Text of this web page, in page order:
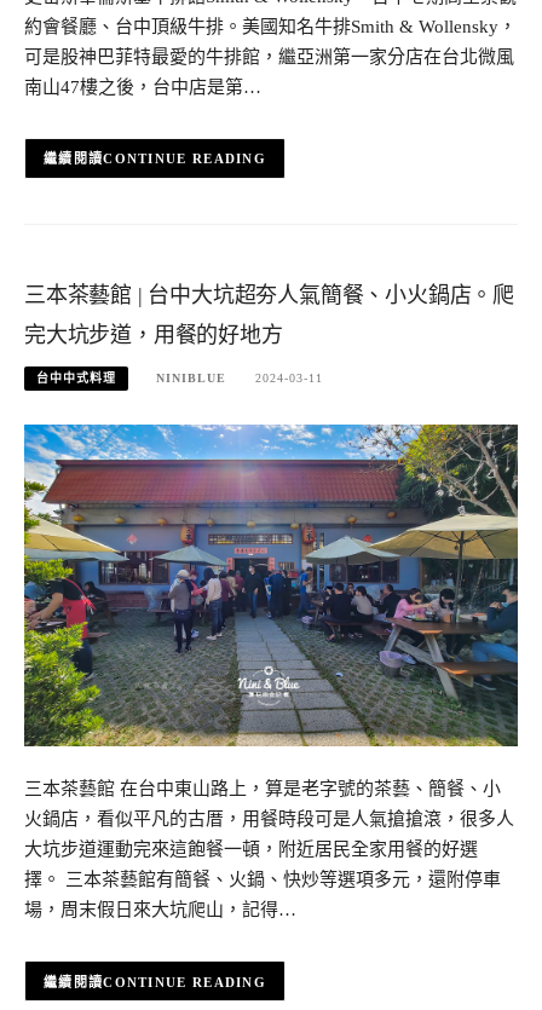
約會餐廳、台中頂級牛排。美國知名牛排Smith & Wollensky，
可是股神巴菲特最愛的牛排館，繼亞洲第一家分店在台北微風
南山47樓之後，台中店是第…
CONTINUE READING
三本茶藝館 | 台中大坑超夯人氣簡餐、小火鍋店。爬
完大坑步道，用餐的好地方
台中中式料理 NINIBLUE 2024-03-11
三本茶藝館 在台中東山路上，算是老字號的茶藝、簡餐、小
火鍋店，看似平凡的古厝，用餐時段可是人氣搶搶滾，很多人
大坑步道運動完來這飽餐一頓，附近居民全家用餐的好選
擇。 三本茶藝館有簡餐、火鍋、快炒等選項多元，還附停車
場，周末假日來大坑爬山，記得…
CONTINUE READING